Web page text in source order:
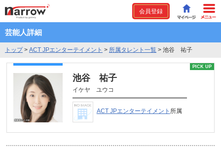
会員登録
芸能人詳細
トップ> ACT JPエンターテイメント > 所属タレント一覧 > 池谷 祐子
PICK UP
池谷 祐子
イケヤ ユウコ
ACT JPエンターテイメント 所属